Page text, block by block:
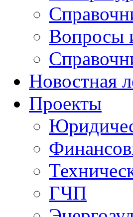
Вопросы
Новостная
Проекты
ГЧП